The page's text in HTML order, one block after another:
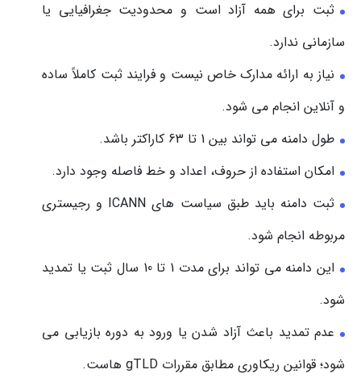
ثبت برای همه آزاد است و محدودیت جغرافیایی یا
سازمانی ندارد.
نیاز به ارائه مدارک خاص نیست و فرایند ثبت کاملاً ساده
و آنلاین انجام می شود.
طول دامنه می تواند بین 1 تا 63 کاراکتر باشد.
امکان استفاده از حروف، اعداد و خط فاصله وجود دارد.
ثبت دامنه باید طبق سیاست های ICANN و رجیستری
مربوطه انجام شود.
این دامنه می تواند برای مدت 1 تا 10 سال ثبت یا تمدید
شود.
عدم تمدید باعث آزاد شدن یا ورود به دوره بازیابی می
شود؛ قوانین ریکاوری مطابق مقررات gTLD هاست.